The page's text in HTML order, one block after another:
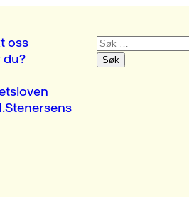
oss
du?
Søk
etter: